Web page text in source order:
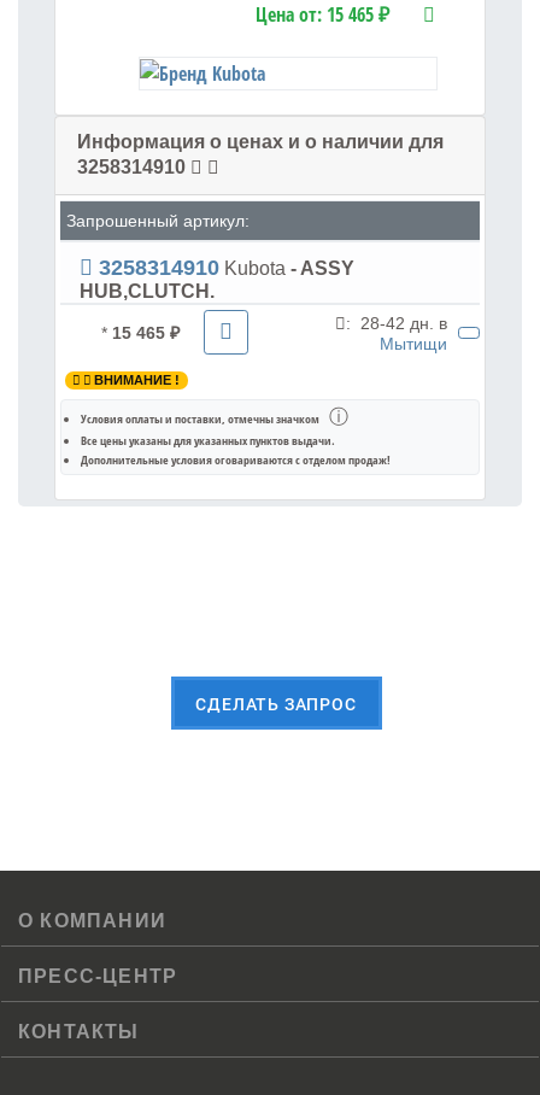
Цена от: 15 465 ₽
Информация о ценах и о наличии для
3258314910
Запрошенный артикул:
3258314910 Kubota - ASSY
HUB,CLUTCH.
* 15 465 ₽ : 28-42 дн. в
Мытищи
ВНИМАНИЕ !
Условия оплаты и поставки, отмечны значком ⓘ
Все цены указаны дляуказанных пунктов выдачи.
Дополнительные условия оговариваются с отделом продаж!
CДЕЛАТЬ ЗАПРОС
О КОМПАНИИ
ПРЕСС-ЦЕНТР
КОНТАКТЫ